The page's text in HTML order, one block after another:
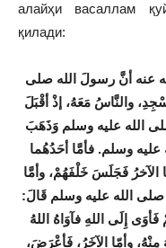
алайҳи васаллам
қилади:
عنه أنَّ رسولَ الله صلى
والنَّاسُ مَعَهُ، إذْ أقْبَلَ
الله عليه وسلم وَذَهَبَ
وسلم. فأمَّا أحَدُهُما
فَجَلَسَ خَلْفَهُمْ، وأمَّا
صلى الله عليه وسلم قَالَ:
فَأوَى إِلَى اللهِ فآوَاهُ اللهُ
مِنْهُ، وأمّا الآخَرُ، فَأعْرَضَ،